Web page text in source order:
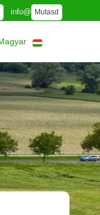
info@ Mutasd